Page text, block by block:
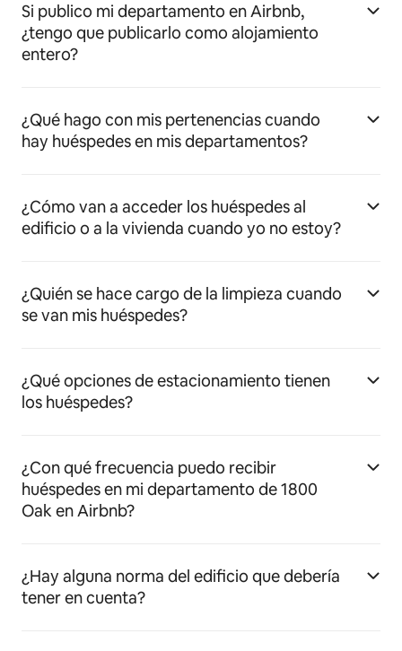
Si publico mi departamento en Airbnb,
¿tengo que publicarlo como alojamiento
entero?
¿Qué hago con mis pertenencias cuando
hay huéspedes en mis departamentos?
¿Cómo van a acceder los huéspedes al
edificio o a la vivienda cuando yo no estoy?
¿Quién se hace cargo de la limpieza cuando
se van mis huéspedes?
¿Qué opciones de estacionamiento tienen
los huéspedes?
¿Con qué frecuencia puedo recibir
huéspedes en mi departamento de 1800
Oak en Airbnb?
¿Hay alguna norma del edificio que debería
tener en cuenta?